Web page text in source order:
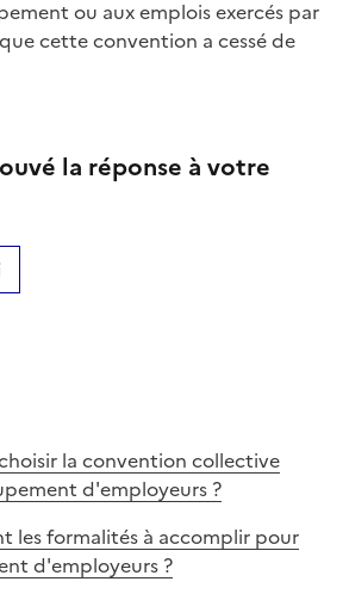
ou aux emplois exercés par
cette convention a cessé de
la réponse à votre
la convention collective
d'employeurs ?
les formalités à accomplir pour
d'employeurs ?